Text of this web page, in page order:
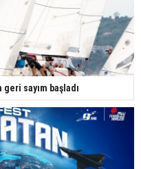
sayım başladı